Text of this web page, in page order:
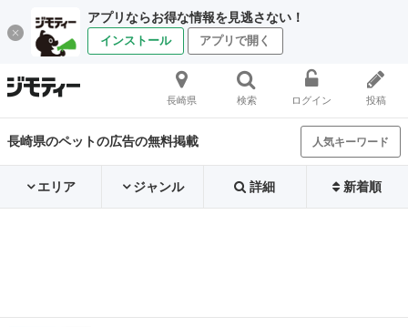
アプリならお得な情報を見逃さない！
インストール アプリで開く
長崎県 検索 ログイン 投稿
長崎県のペットの広告の無料掲載 人気キーワード
エリア ジャンル 詳細 新着順